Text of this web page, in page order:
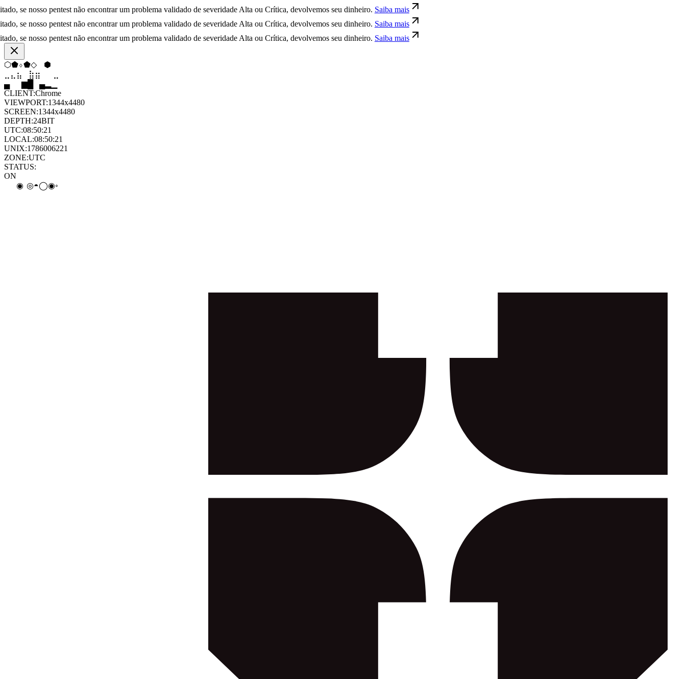
nosso pentest não encontrar um problema validado de severidade Alta ou Crítica, devolvemos seu dinheiro. Saiba mais
nosso pentest não encontrar um problema validado de severidade Alta ou Crítica, devolvemos seu dinheiro. Saiba mais
nosso pentest não encontrar um problema validado de severidade Alta ou Crítica, devolvemos seu dinheiro. Saiba mais
◇⬢▼⧫▲
⬡
⣷ ⣷ ⣤ ⣀
▄
▆ ▄▂
CLIENT:Chrome
VIEWPORT:1344x4480
SCREEN:1344x4480
DEPTH:24BIT
UTC:08:50:21
LOCAL:08:50:21
UNIX:1786006221
ZONE:UTC
STATUS:
ON
◑
◯◉◦◒◯